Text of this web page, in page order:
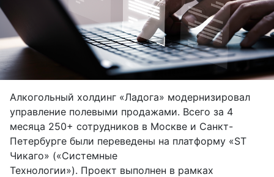
Алкогольный холдинг «Ладога» модернизировал
управление полевыми продажами. Всего за 4
месяца 250+ сотрудников в Москве и Санкт-
Петербурге были переведены на платформу «ST
Чикаго» («Системные
Технологии»). Проект выполнен в рамках